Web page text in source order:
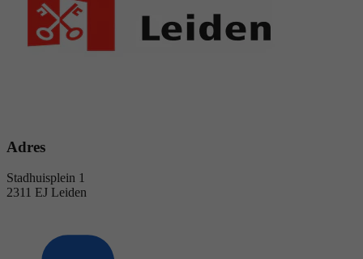
Adres
Stadhuisplein 1
2311 EJ Leiden